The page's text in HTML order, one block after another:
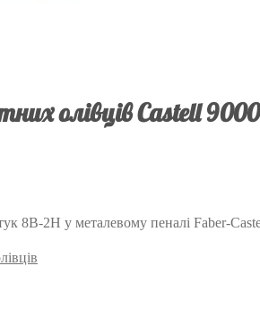
олівців Castell
8B-2H у металевому пеналі Faber-